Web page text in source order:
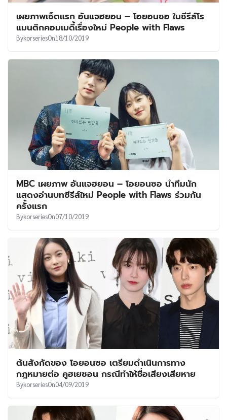
เผยภาพเซ็ตแรก อันแจฮยอน – โอยอนซอ ในซีรีส์โร
แมนติกคอมเมดี้เรื่องใหม่ People with Flaws
BykorseriesOn18/10/2019
MBC เผยภาพ อันแจฮยอน – โอยอนซอ นำทีมนัก
แสดงอ่านบทซีรีส์ใหม่ People with Flaws ร่วมกัน
ครั้งแรก
BykorseriesOn07/10/2019
ต้นสังกัดของ โอยอนซอ เตรียมดำเนินการทาง
กฎหมายต่อ คูฮเยซอน กรณีทำให้ชื่อเสียงเสียหาย
BykorseriesOn04/09/2019